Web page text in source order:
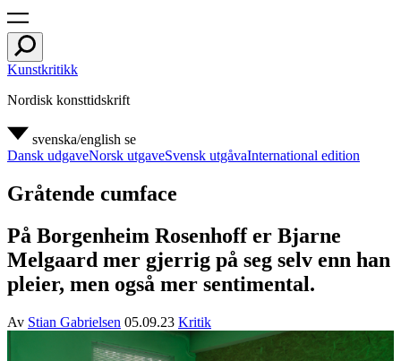
Kunstkritikk
Nordisk konsttidskrift
svenska/english se
Dansk udgaveNorsk utgaveSvensk utgåvaInternational edition
Gråtende cumface
På Borgenheim Rosenhoff er Bjarne
Melgaard mer gjerrig på seg selv enn han
pleier, men også mer sentimental.
Av Stian Gabrielsen 05.09.23 Kritik